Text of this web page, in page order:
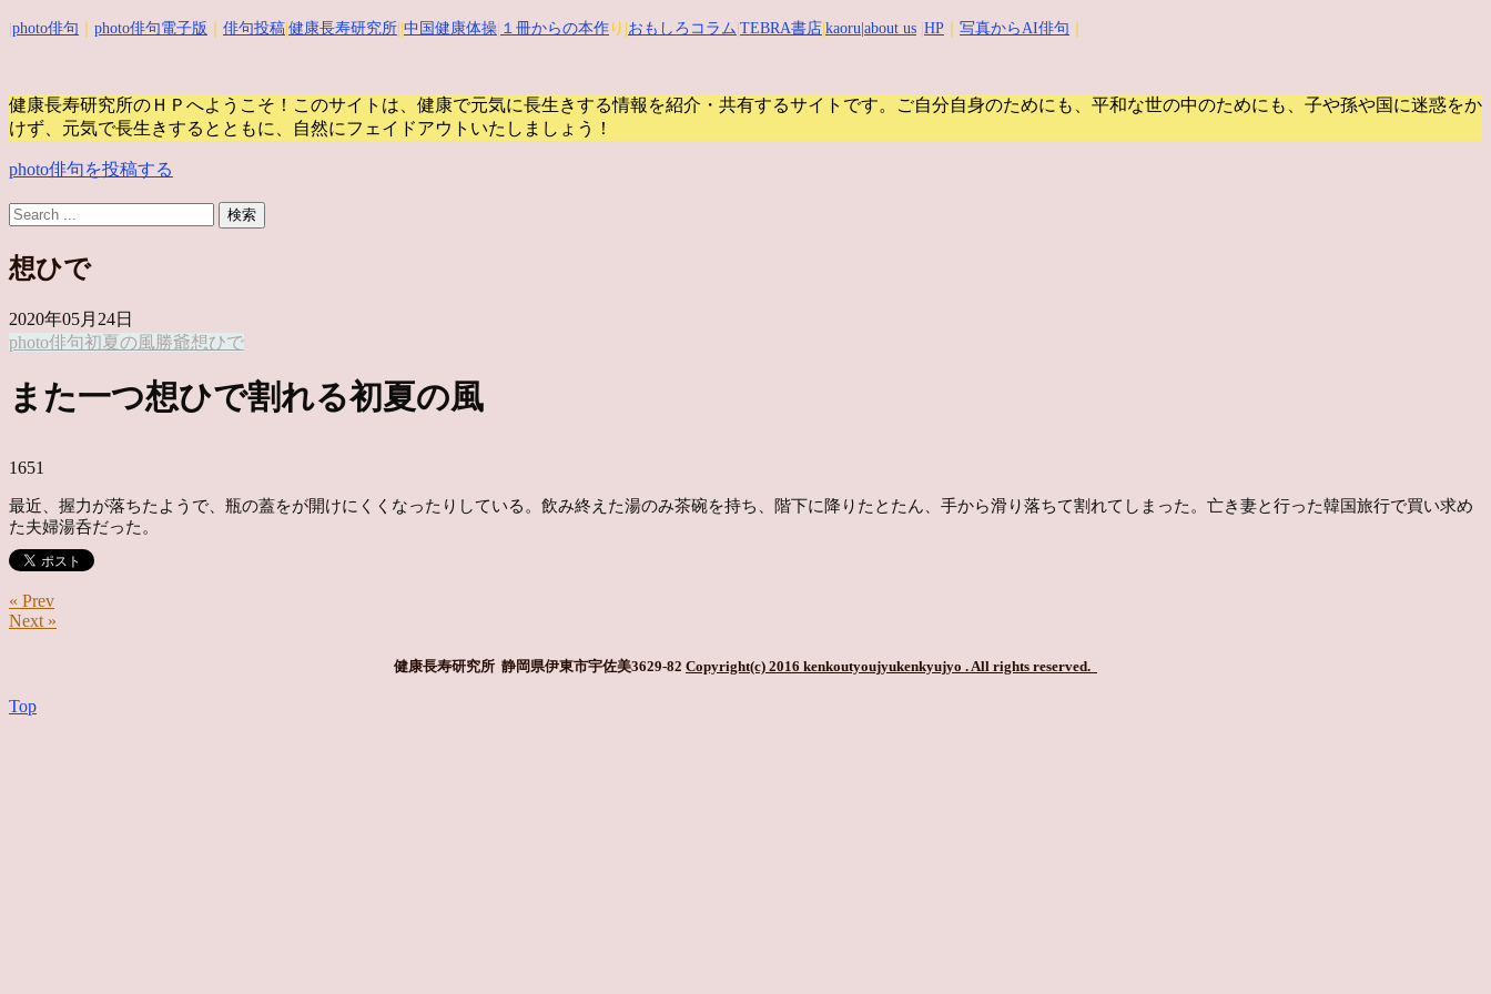
photo俳句 photo俳句電子版 俳句投稿 健康長寿研究所 中国健康体操 １冊からの本作 り| おもしろコラム TEBRA書店 kaoru |about us HP 写真からAI俳句
健康長寿研究所のＨＰへようこそ！このサイトは、健康で元気に長生きする情報を紹介・共有するサイトです。
ご自分自身のためにも、平和な世の中のためにも、子や孫や国に迷惑をか
けず、元気で長生きするとともに、自然にフェイドアウトいたしましょう！
photo俳句を投稿する
想ひで
2020年05月24日
photo俳句初夏の風 勝爺想ひで
また一つ想ひで割れる初夏の風
1651
最近、握力が落ちたようで、瓶の蓋をが開けにくくなったりしている。飲み終えた湯のみ茶碗を持ち、階下に降りたとたん、手から滑り落ちて割れてしまった。亡き妻と行った韓国旅行で買い求め
た夫婦湯呑だった。
« Prev
Next »
健康長寿研究所 静岡県伊東市宇佐美3629-82 Copyright(c) 2016 kenkoutyoujyukenkyujyo . All rights reserved.
Top